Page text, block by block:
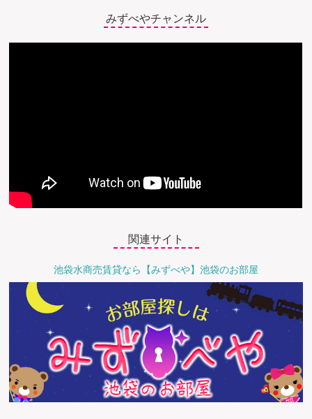
みずべやチャンネル
関連サイト
池袋水商売賃貸なら【みずべや】池袋のお部屋